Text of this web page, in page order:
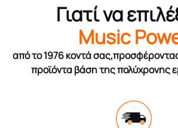
Γιατί να
Music
από το 1976 κοντά
προϊόντα βάση της πολύχρονης